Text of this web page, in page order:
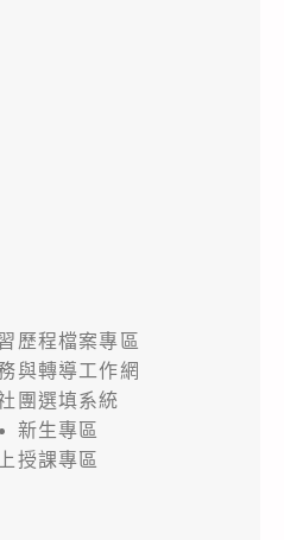
歷程檔案專區
與轉導工作網
團選填系統
新生專區
授課專區